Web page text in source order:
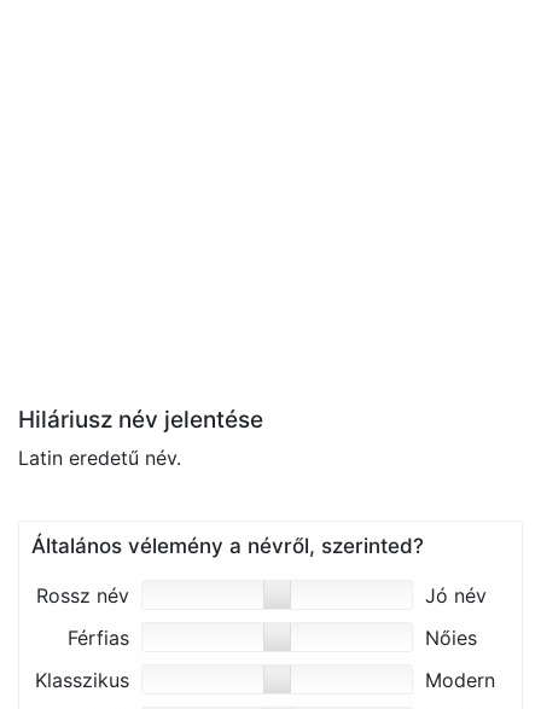
Hiláriusz név jelentése
Latin eredetű név.
Általános vélemény a névről, szerinted?
Rossz név
Jó név
Férfias
Nőies
Klasszikus
Modern